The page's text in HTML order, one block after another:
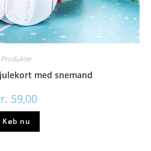
Produkter
med snemand
59,00
Køb nu